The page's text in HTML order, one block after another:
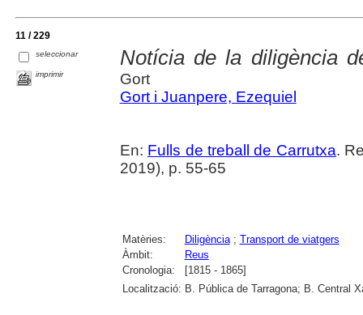
11 / 229
seleccionar
imprimir
Notícia de la diligència
Gort
Gort i Juanpere, Ezequiel
En: Fulls de treball de Carrutxa.
2019), p. 55-65
Matèries: Diligència; Transport de viatgers
Àmbit:
Reus
Cronologia:
[1815 - 1865]
Localització: B. Pública de Tarragona; B. Central